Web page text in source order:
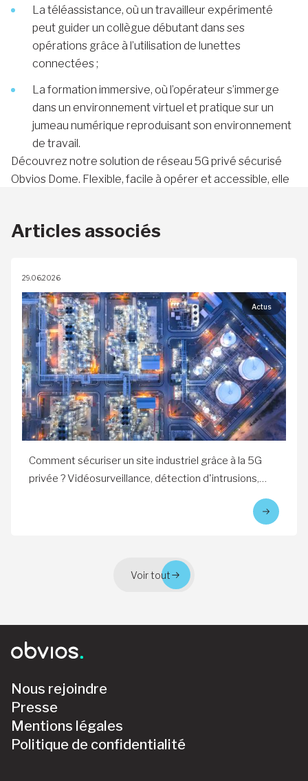
La téléassistance, où un travailleur expérimenté
peut guider un collègue débutant dans ses
opérations grâce à l’utilisation de lunettes
connectées ;
La formation immersive, où l’opérateur s’immerge
dans un environnement virtuel et pratique sur un
jumeau numérique reproduisant son environnement
de travail.
Découvrez notre solution de réseau 5G privé sécurisé
Obvios Dome. Flexible, facile à opérer et accessible, elle
Articles associés
29.06.2026
Actus
Comment sécuriser un site industriel grâce à la 5G
privée ? Vidéosurveillance, détection d'intrusions,
Voir tout
Nous rejoindre
Presse
Mentions légales
Politique de confidentialité